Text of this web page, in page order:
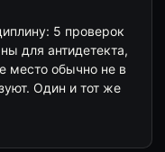
5 проверок
для антидетекта,
место обычно не в
Один и тот же